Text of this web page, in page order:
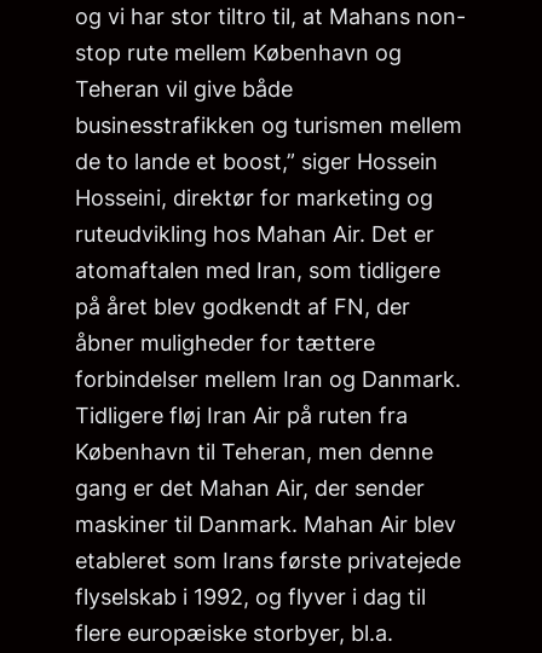
og vi har stor tiltro til, at Mahans non-
stop rute mellem København og
Teheran vil give både
businesstrafikken og turismen mellem
de to lande et boost,” siger Hossein
Hosseini, direktør for marketing og
ruteudvikling hos Mahan Air. Det er
atomaftalen med Iran, som tidligere
på året blev godkendt af FN, der
åbner muligheder for tættere
forbindelser mellem Iran og Danmark.
Tidligere fløj Iran Air på ruten fra
København til Teheran, men denne
gang er det Mahan Air, der sender
maskiner til Danmark. Mahan Air blev
etableret som Irans første privatejede
flyselskab i 1992, og flyver i dag til
flere europæiske storbyer, bl.a.